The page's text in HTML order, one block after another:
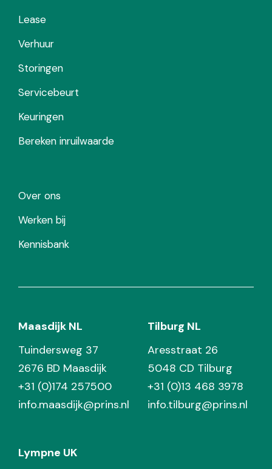
Lease
Verhuur
Storingen
Servicebeurt
Keuringen
Bereken inruilwaarde
Over ons
Werken bij
Kennisbank
Maasdijk NL
Tuindersweg 37
2676 BD Maasdijk
+31 (0)174 257500
info.maasdijk@prins.nl
Tilburg NL
Aresstraat 26
5048 CD Tilburg
+31 (0)13 468 3978
info.tilburg@prins.nl
Lympne UK